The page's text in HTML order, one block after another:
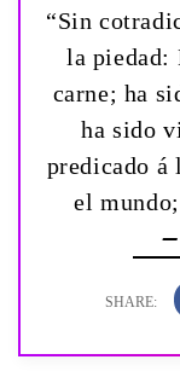
“Sin
la piedad:
carne; ha
ha sido
predicado á
el